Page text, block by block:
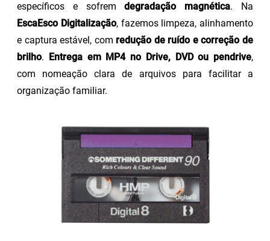
específicos e sofremdegradação magnética. Na
EscaEsco Digitalização, fazemos limpeza, alinhamento
e captura estável, com redução de ruído e correção de
brilho. Entrega em MP4 no Drive, DVD ou pendrive,
com nomeação clara de arquivos para facilitar a
organização familiar.